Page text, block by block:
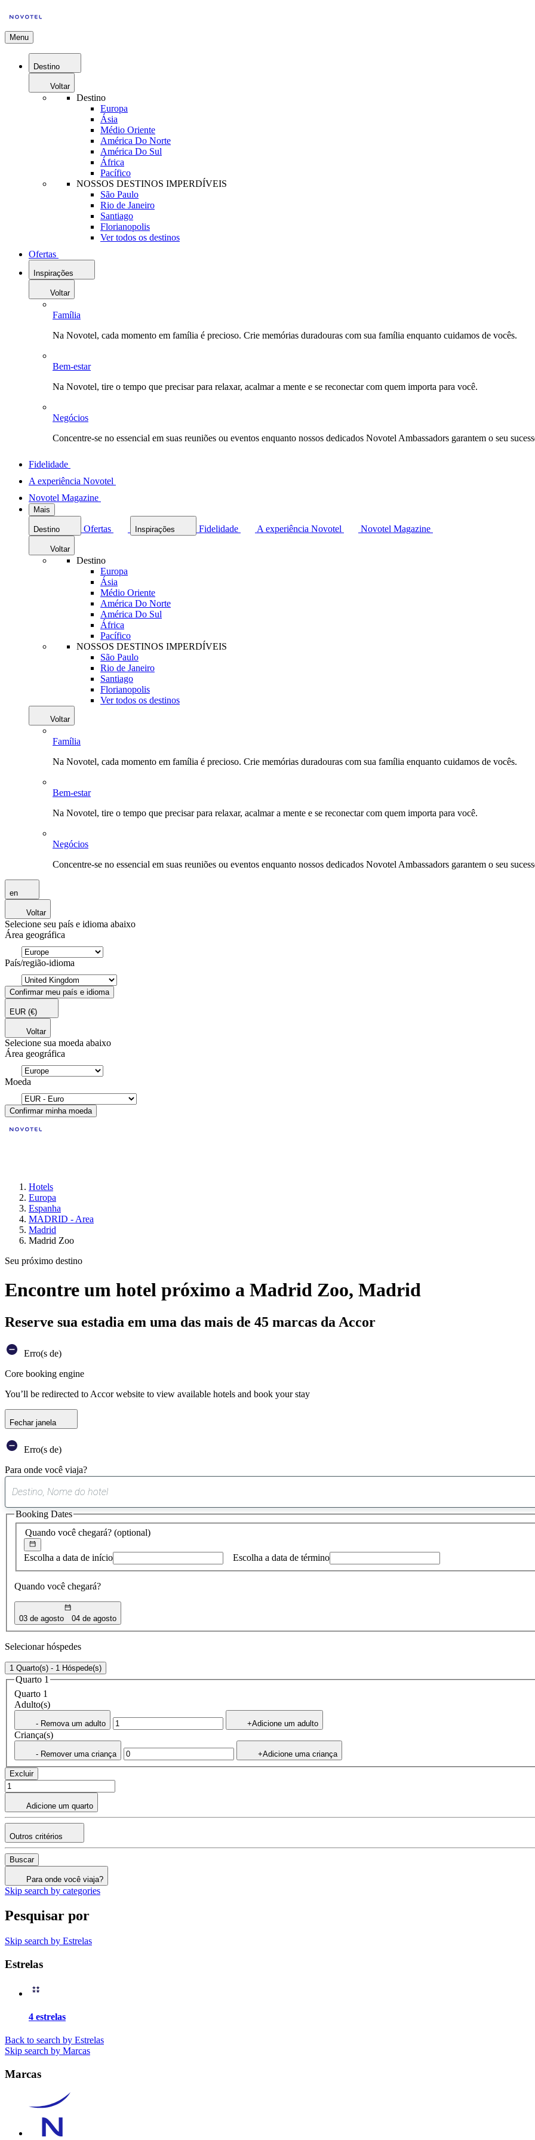
Menu
Destino
Voltar
Destino
Europa
Ásia
Médio Oriente
América Do Norte
América Do Sul
África
Pacífico
NOSSOS DESTINOS IMPERDÍVEIS
São Paulo
Rio de Janeiro
Santiago
Florianopolis
Ver todos os destinos
Ofertas
Inspirações
Voltar
Família
Na Novotel, cada momento em família é precioso. Crie memórias duradouras com sua família enquanto cuidamos de vocês.
Bem-estar
Na Novotel, tire o tempo que precisar para relaxar, acalmar a mente e se reconectar com quem importa para você.
Negócios
Concentre-se no essencial em suas reuniões ou eventos enquanto nossos dedicados Novotel Ambassadors garantem o seu
Fidelidade
A experiência Novotel
Novotel Magazine
Mais
Destino Ofertas Inspirações Fidelidade A experiência Novotel Novotel Magazine
Voltar
Destino
Europa
Ásia
Médio Oriente
América Do Norte
América Do Sul
África
Pacífico
NOSSOS DESTINOS IMPERDÍVEIS
São Paulo
Rio de Janeiro
Santiago
Florianopolis
Ver todos os destinos
Voltar
Família
Na Novotel, cada momento em família é precioso. Crie memórias duradouras com sua família enquanto cuidamos de vocês.
Bem-estar
Na Novotel, tire o tempo que precisar para relaxar, acalmar a mente e se reconectar com quem importa para você.
Negócios
Concentre-se no essencial em suas reuniões ou eventos enquanto nossos dedicados Novotel Ambassadors garantem o seu
en
Voltar
Selecione seu país e idioma abaixo
Área geográfica
País/região-idioma
Confirmar meu país e idioma
EUR (€)
Voltar
Selecione sua moeda abaixo
Área geográfica
Moeda
Confirmar minha moeda
Hotels
Europa
Espanha
MADRID - Area
Madrid
Madrid Zoo
Seu próximo destino
Encontre um hotel próximo a Madrid Zoo, Madrid
Reserve sua estadia em uma das mais de 45 marcas da Accor
Erro(s de)
Core booking engine
You’ll be redirected to Accor website to view available hotels and book your stay
Fechar janela
Erro(s de)
Para onde você viaja?
sugestão
encontrada
Quando você chegará? (optional)
Escolha a data de início Escolha a data de término
Quando você chegará?
03 de agosto 04 de agosto
Booking Dates
Selecionar hóspedes
1 Quarto(s) - 1 Hóspede(s)
Quarto 1
Quarto 1
Adulto(s)
- Remova um adulto +Adicione um adulto
Criança(s)
- Remover uma criança +Adicione uma criança
Excluir
Adicione um quarto
Outros critérios
Buscar
Para onde você viaja?
Skip search by categories
Pesquisar por
Skip search by Estrelas
Estrelas
4 estrelas
Back to search by Estrelas
Skip search by Marcas
Marcas